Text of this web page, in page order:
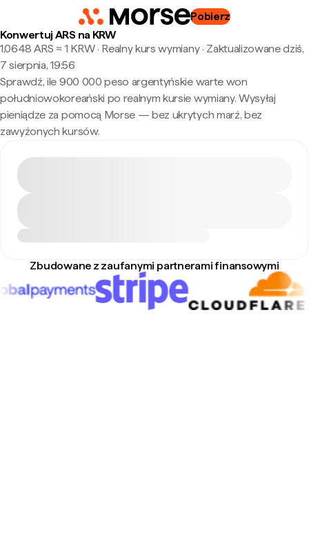
Pobierz
Konwertuj ARS na KRW
1,0648 ARS ≈ 1 KRW · Realny kurs wymiany· Zaktualizowane dziś,
7 sierpnia, 19:56
Sprawdź, ile 900 000 peso argentyńskie warte won
południowokoreański po realnym kursie wymiany. Wysyłaj
pieniądze za pomocą Morse — bez ukrytych marż, bez
zawyżonych kursów.
Zbudowane z zaufanymi partnerami finansowymi